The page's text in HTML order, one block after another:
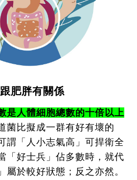
跟肥胖有關係
是人體細胞總數的十倍以上
菌比擬成一群有好有壞的
謂「人小志氣高」可捍衛全
「好士兵」佔多數時，就代
屬於較好狀態；反之亦然。